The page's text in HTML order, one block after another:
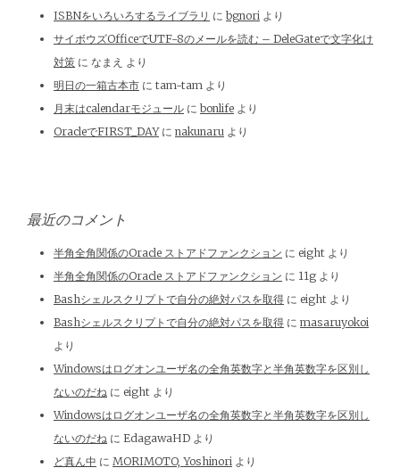
ISBNをいろいろするライブラリ に bgnori より
サイボウズOfficeでUTF-8のメールを読む – DeleGateで文字化け
対策 に なまえ より
明日の一箱古本市 に tam-tam より
月末はcalendarモジュール に bonlife より
OracleでFIRST_DAYに nakunaru より
最近のコメント
半角全角関係のOracle ストアドファンクション に eight より
半角全角関係のOracle ストアドファンクション に 11g より
Bashシェルスクリプトで自分の絶対パスを取得 に eight より
Bashシェルスクリプトで自分の絶対パスを取得 に masaruyokoi
より
Windowsはログオンユーザ名の全角英数字と半角英数字を区別し
ないのだね に eight より
Windowsはログオンユーザ名の全角英数字と半角英数字を区別し
ないのだね に EdagawaHD より
ど真ん中 に MORIMOTO, Yoshinori より